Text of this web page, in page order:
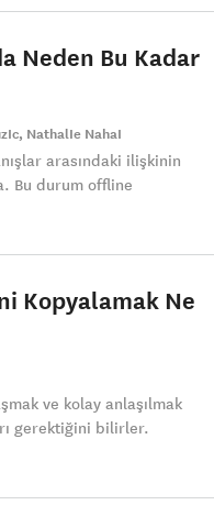
Neden Bu Kadar
NathalIe NahaI
arasındaki ilişkinin
Bu durum offline
Kopyalamak Ne
ve kolay anlaşılmak
gerektiğini bilirler.